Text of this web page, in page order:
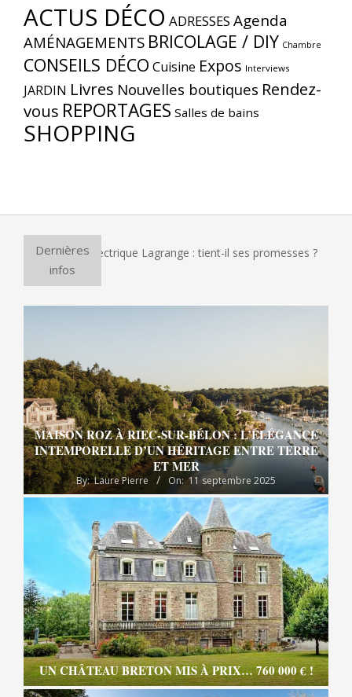
ACTUS DÉCO ADRESSES Agenda
AMÉNAGEMENTS BRICOLAGE / DIY Chambre
CONSEILS DÉCO Cuisine Expos Interviews
JARDIN Livres Nouvelles boutiques Rendez-
vous REPORTAGES Salles de bains
SHOPPING
Dernières
infos
à pizza électrique Lagrange : tient-il ses promesses ?
MAISON ROZ À RIEC-SUR-BÉLON : L’ÉLÉGANCE
INTEMPORELLE D’UN HÉRITAGE ENTRE TERRE
ET MER
By: Laure Pierre On: 11 septembre 2025
UN CHÂTEAU BRETON MIS À PRIX… 760 000 € !